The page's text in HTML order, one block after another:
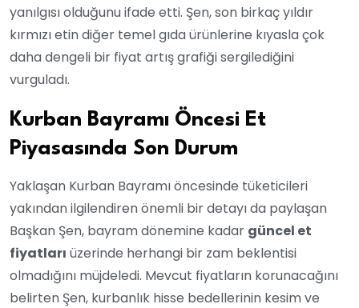
yanılgısı olduğunu ifade etti. Şen, son birkaç yıldır
kırmızı etin diğer temel gıda ürünlerine kıyasla çok
daha dengeli bir fiyat artış grafiği sergilediğini
vurguladı.
Kurban Bayramı Öncesi Et
Piyasasında Son Durum
Yaklaşan Kurban Bayramı öncesinde tüketicileri
yakından ilgilendiren önemli bir detayı da paylaşan
Başkan Şen, bayram dönemine kadar güncel et
fiyatları üzerinde herhangi bir zam beklentisi
olmadığını müjdeledi. Mevcut fiyatların korunacağını
belirten Şen, kurbanlık hisse bedellerinin kesim ve